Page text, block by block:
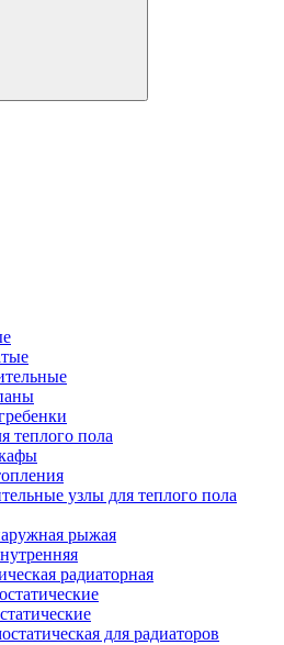
теплого пола
узлы для теплого пола
рыжая
радиаторная
для радиаторов